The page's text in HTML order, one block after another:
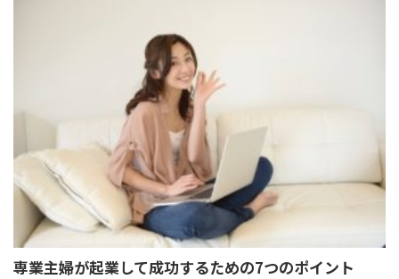
専業主婦が起業して成功するための7つのポイント